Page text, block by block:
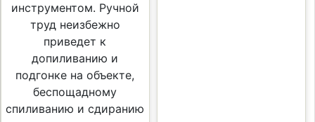
инструментом. Ручной
труд неизбежно
приведет к
допиливанию и
подгонке на объекте,
беспощадному
спиливанию и сдиранию